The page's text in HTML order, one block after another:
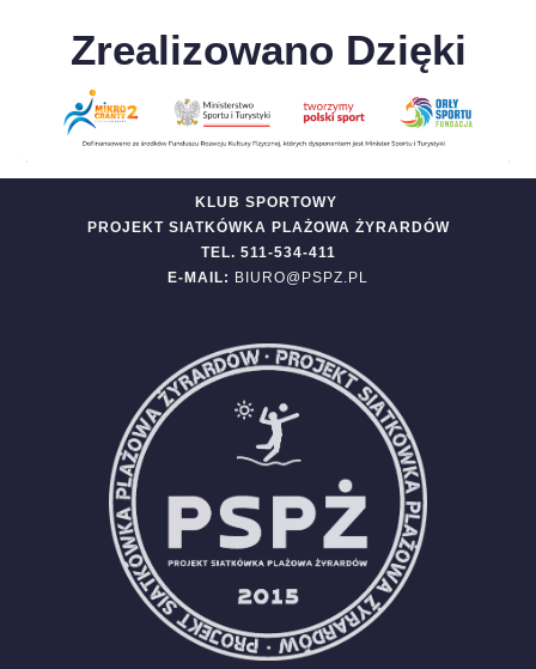
Zrealizowano Dzięki
KLUB SPORTOWY
PROJEKT SIATKÓWKA PLAŻOWA ŻYRARDÓW
TEL. 511-534-411
E-MAIL: BIURO@PSPZ.PL